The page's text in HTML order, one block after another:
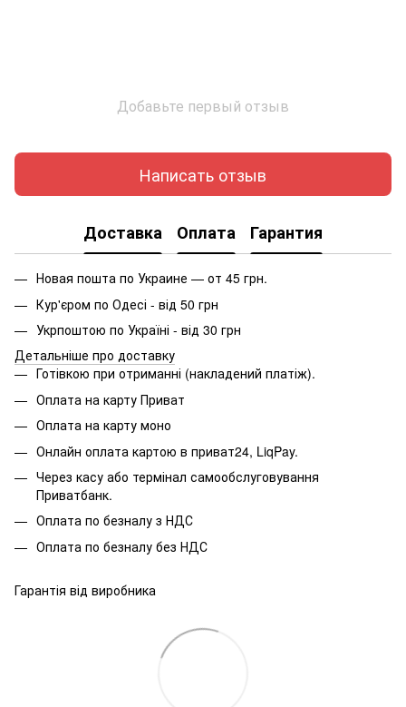
Добавьте первый отзыв
Написать отзыв
Доставка Оплата Гарантия
Новая пошта по Украине — от 45 грн.
Кур'єром по Одесі - від 50 грн
Укрпоштою по Україні - від 30 грн
Детальніше про доставку
Готівкою при отриманні (накладений платіж).
Оплата на карту Приват
Оплата на карту моно
Онлайн оплата картою в приват24, LiqPay.
Через касу або термінал самообслуговування
Приватбанк.
Оплата по безналу з НДС
Оплата по безналу без НДС
Гарантія від виробника